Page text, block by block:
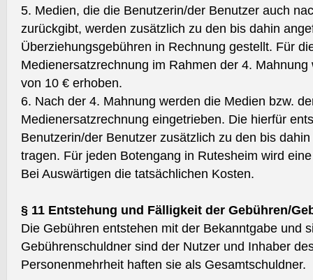
5. Medien, die die Benutzerin/der Benutzer auch
zurückgibt, werden zusätzlich zu den bis dahin
Überziehungsgebühren in Rechnung gestellt. Für
Medienersatzrechnung im Rahmen der 4.
von 10 € erhoben.
6. Nach der 4. Mahnung werden die Medien bzw.
Medienersatzrechnung eingetrieben. Die hierfür
Benutzerin/der Benutzer zusätzlich zu den bis
tragen. Für jeden Botengang in Rutesheim wird
Bei Auswärtigen die tatsächlichen Kosten.
§ 11 Entstehung und Fälligkeit der Gebühren/
Die Gebühren entstehen mit der Bekanntgabe und
Gebührenschuldner sind der Nutzer und Inhaber
Personenmehrheit haften sie als Gesamtschuldner.